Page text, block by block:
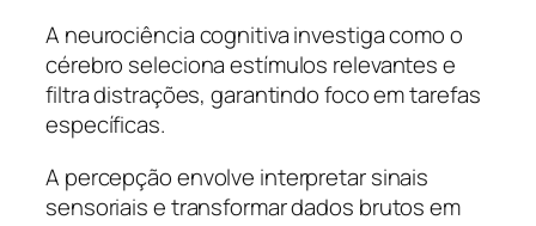
A neurociência cognitiva investiga como o
cérebro seleciona estímulos relevantes e
filtra distrações, garantindo foco em tarefas
específicas.
A percepção envolve interpretar sinais
sensoriais e transformar dados brutos em